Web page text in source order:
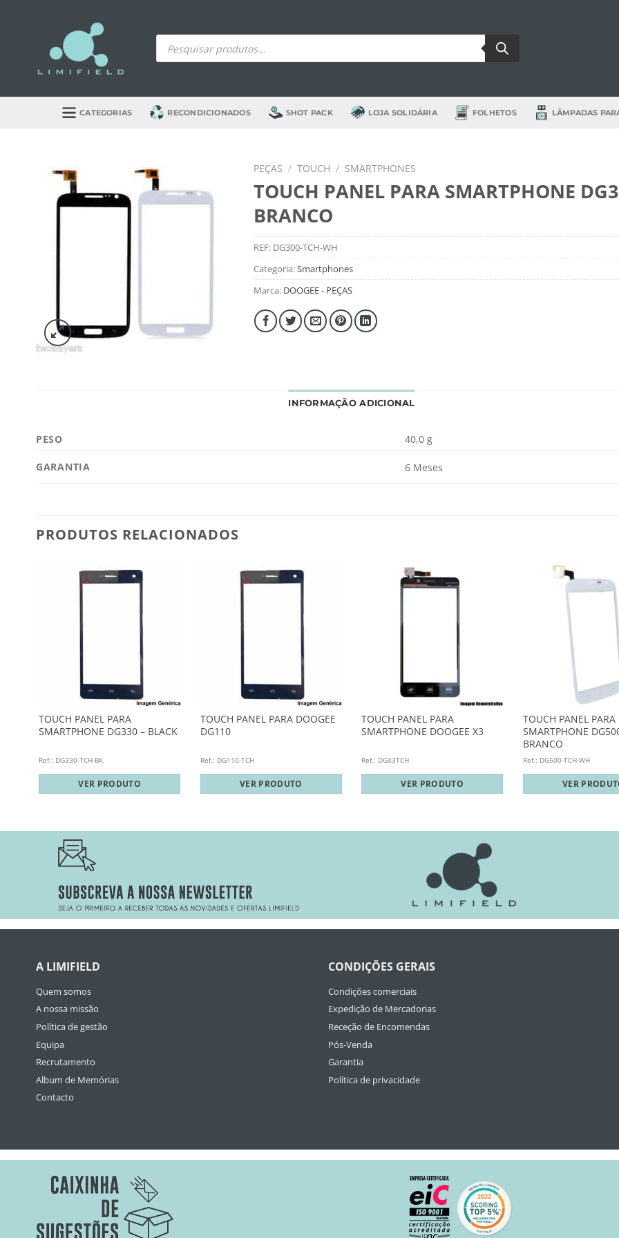
Products
search
CATEGORIAS RECONDICIONADOS SHOT PACK LOJA SOLIDÁRIA FOLHETOS LÂMPADAS
PEÇAS / TOUCH / SMARTPHONES
TOUCH PANEL PARA SMARTPHONE
BRANCO
REF: DG300-TCH-WH
Categoria:Smartphones
Marca: DOOGEE - PEÇAS
INFORMAÇÃO ADICIONAL
PESO 40,0 g
GARANTIA 6 Meses
PRODUTOS RELACIONADOS
TOUCH PANEL PARA
SMARTPHONE DG330 – BLACK
Ref.: DG330-TCH-BK
VER PRODUTO
TOUCH PANEL PARA DOOGEE
DG110
Ref.: DG110-TCH
VER PRODUTO
TOUCH PANEL PARA
SMARTPHONE DOOGEE X3
Ref.: DGX3TCH
VER PRODUTO
TOUCH PANEL PARA
SMARTPHONE
BRANCO
Ref.: DG500-TCH-WH
VER
A LIMIFIELD
Quem somos
A nossa missão
Política de gestão
Equipa
Recrutamento
Album de Memórias
Contacto
CONDIÇÕES GERAIS
Condições comerciais
Expedição de Mercadorias
Receção de Encomendas
Pós-Venda
Garantia
Política de privacidade